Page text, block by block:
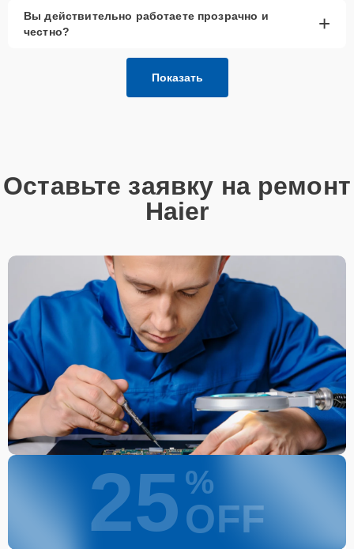
Вы действительно работаете прозрачно и
честно?
+
Показать
Оставьте заявку на ремонт
Haier
25 %
OFF